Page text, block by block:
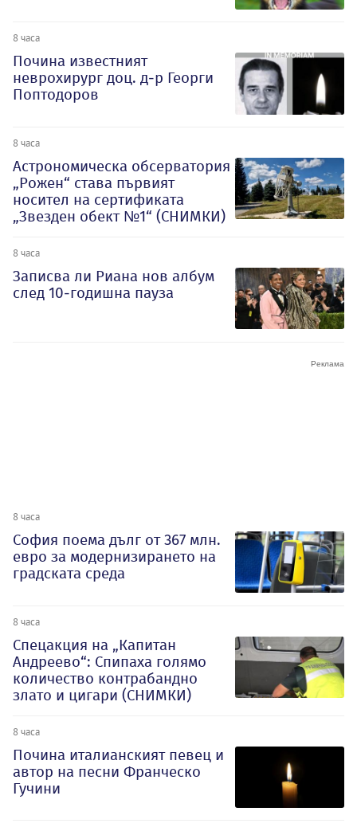
8 часа
Почина известният
неврохирург доц. д-р Георги
Поптодоров
8 часа
Астрономическа обсерватория
„Рожен“ става първият
носител на сертификата
„Звезден обект №1“ (СНИМКИ)
8 часа
Записва ли Риана нов албум
след 10-годишна пауза
8 часа
София поема дълг от 367 млн.
евро за модернизирането на
градската среда
8 часа
Спецакция на „Капитан
Андреево“: Спипаха голямо
количество контрабандно
злато и цигари (СНИМКИ)
8 часа
Почина италианският певец и
автор на песни Франческо
Гучини